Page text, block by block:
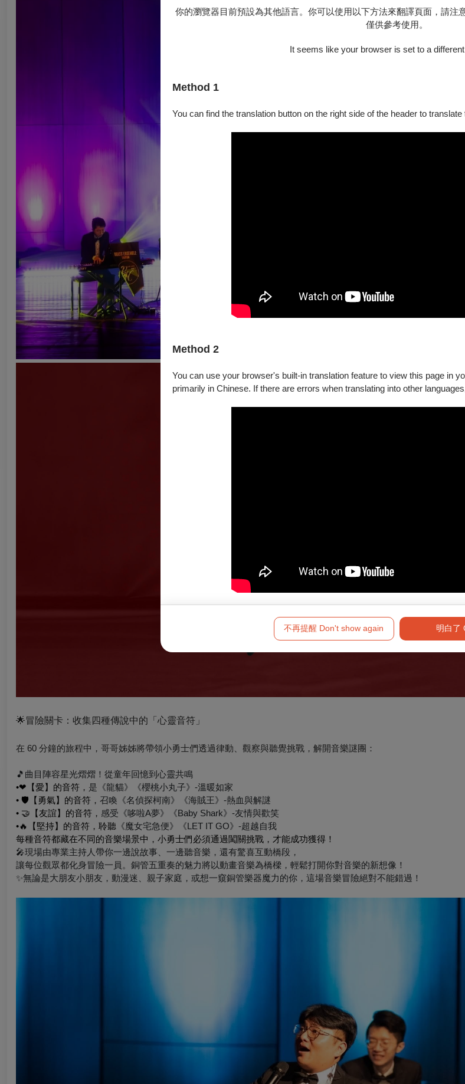
你的瀏覽器目前預設為其他語言。你可以使用以下方法來翻譯頁面，請注
僅供參考使用。
It seems like your browser is set to a
Method 1
You can find the translation button on the right side of the header to
Method 2
You can use your browser's built-in translation feature to view this page in
primarily in Chinese. If there are errors when translating into other
不再提醒 Don't show again 明白了
🌟冒險關卡：收集四種傳說中的「心靈音符」
在 60 分鐘的旅程中，哥哥姊姊將帶領小勇士們透過律動、觀察與聽覺挑戰，解開音樂謎團：
🎵 曲目陣容星光熠熠！從童年回憶到心靈共鳴
•❤ 【愛】的音符 ， 是 《龍貓》《櫻桃小丸子》 -溫暖如家
• 🛡 【勇氣】的音符 ， 召喚 《名偵探柯南》《海賊王》 -熱血與解謎
• 🤝 【友誼】的音符 ， 感受 《哆啦A夢》《Baby Shark》 -友情與歡笑
•🔥 【堅持】的音符 ，聆聽 《魔女宅急便》《LET IT GO》 -超越自我
每種音符都藏在不同的音樂場景中，小勇士們必須通過闖關挑戰，才能成功獲得！
🎤現場由專業主持人帶你一邊說故事、一邊聽音樂，還有驚喜互動橋段，
讓每位觀眾都化身冒險一員。銅管五重奏的魅力將以動畫音樂為橋樑，輕鬆打開你對音樂的新想像！
✨無論是大朋友小朋友，動漫迷、親子家庭，或想一窺銅管樂器魔力的你，這場音樂冒險絕對不能錯過！